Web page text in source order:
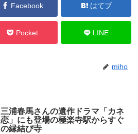
Facebook はてブ
Pocket LINE
miho
三浦春馬さんの遺作ドラマ「カネ
恋」にも登場の極楽寺駅からすぐ
の縁結び寺